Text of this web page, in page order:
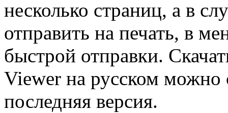
несколько страниц, а в
отправить на печать, в
быстрой отправки.
Viewer на русском можно
последняя версия.